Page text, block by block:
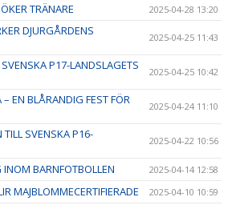
TRÄNARE 2025-04-28 13:20
DJURGÅRDENS
2025-04-25 11:43
P17-LANDSLAGETS
2025-04-25 10:42
EN BLÅRANDIG FEST FÖR
2025-04-24 11:10
SVENSKA P16-
2025-04-22 10:56
BARNFOTBOLLEN 2025-04-14 12:58
MAJBLOMMECERTIFIERADE 2025-04-10 10:59